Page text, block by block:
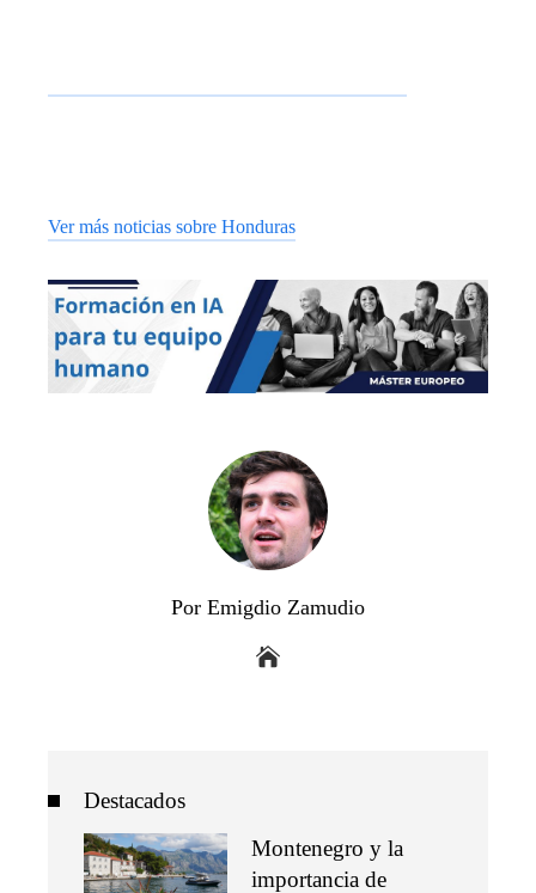
Ver más noticias sobre Honduras
Por Emigdio Zamudio
Destacados
Montenegro y la
importancia de